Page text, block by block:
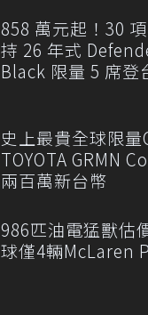
858 萬元起！30
持 26 年式
Black 限量 5 席登
史上最貴全球限
TOYOTA GRMN
兩百萬新台幣
986匹油電猛獸估
球僅4輛McLaren